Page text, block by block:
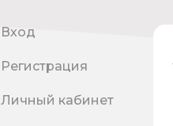
Вход
Регистрация
Личный кабинет